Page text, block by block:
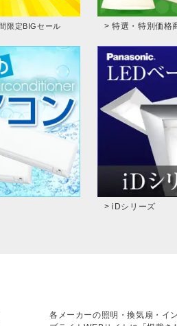
限定BIGセール > 特選・特別価格
> iDシリーズ
各メーカーの照明・換気扇・イ